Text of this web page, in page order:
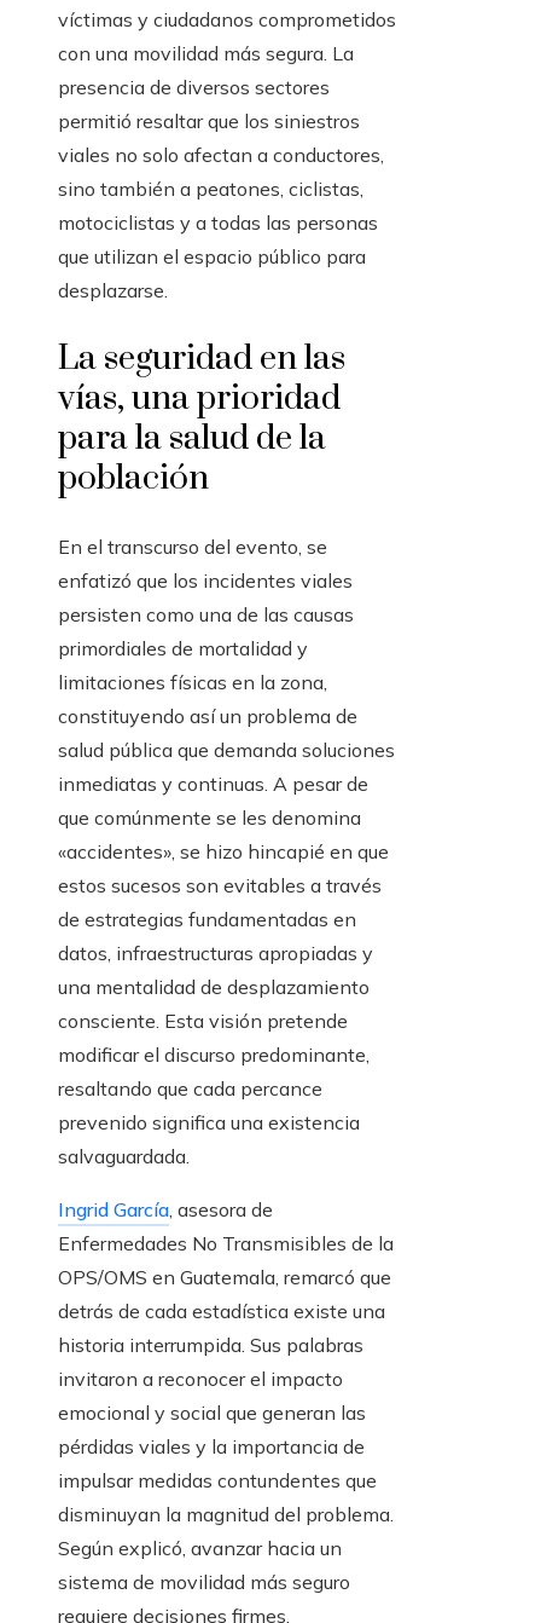
víctimas y ciudadanos comprometidos
con una movilidad más segura. La
presencia de diversos sectores
permitió resaltar que los siniestros
viales no solo afectan a conductores,
sino también a peatones, ciclistas,
motociclistas y a todas las personas
que utilizan el espacio público para
desplazarse.
La seguridad en las
vías, una prioridad
para la salud de la
población
En el transcurso del evento, se
enfatizó que los incidentes viales
persisten como una de las causas
primordiales de mortalidad y
limitaciones físicas en la zona,
constituyendo así un problema de
salud pública que demanda soluciones
inmediatas y continuas. A pesar de
que comúnmente se les denomina
«accidentes», se hizo hincapié en que
estos sucesos son evitables a través
de estrategias fundamentadas en
datos, infraestructuras apropiadas y
una mentalidad de desplazamiento
consciente. Esta visión pretende
modificar el discurso predominante,
resaltando que cada percance
prevenido significa una existencia
salvaguardada.
Ingrid García, asesora de
Enfermedades No Transmisibles de la
OPS/OMS en Guatemala, remarcó que
detrás de cada estadística existe una
historia interrumpida. Sus palabras
invitaron a reconocer el impacto
emocional y social que generan las
pérdidas viales y la importancia de
impulsar medidas contundentes que
disminuyan la magnitud del problema.
Según explicó, avanzar hacia un
sistema de movilidad más seguro
requiere decisiones firmes,